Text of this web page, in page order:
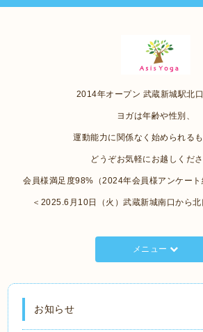
2014年オープン 武蔵新城駅北
ヨガは年齢や性別、
運動能力に関係なく始められるも
どうぞお気軽にお越しくださ
会員様満足度98%（2024年会員様アンケー
＜2025.6月10日（火）武蔵新城南口から北
メニュー
お知らせ